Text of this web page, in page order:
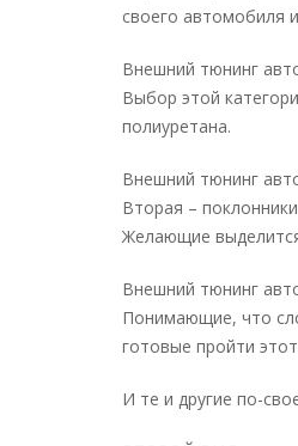
своего автомобиля
Внешний тюнинг
Выбор этой
полиуретана.
Внешний тюнинг
Вторая –
Желающие
Внешний тюнинг
Понимающие, что
готовые пройти
И те и другие по-